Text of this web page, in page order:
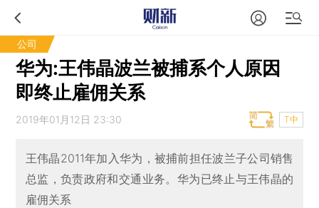
公司
华为:王伟晶波兰被捕系个人原因
即终止雇佣关系
2019年01月12日 23:30 T中
王伟晶2011年加入华为，被捕前担任波兰子公司销售
总监，负责政府和交通业务。华为已终止与王伟晶的
雇佣关系